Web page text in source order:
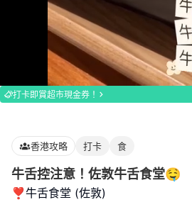
Loaded:
100.00%
打卡即賞超市現金券！
香港攻略 打卡 食
牛舌控注意！佐敦牛舌食堂🤤
❣️牛舌食堂 (佐敦)